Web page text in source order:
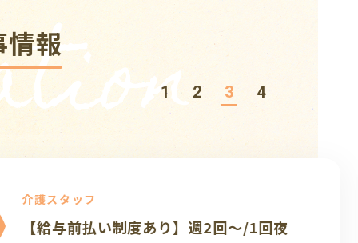
情報
ッフ
最寄り「桶川」駅♪早番専従求
1 2 3 4